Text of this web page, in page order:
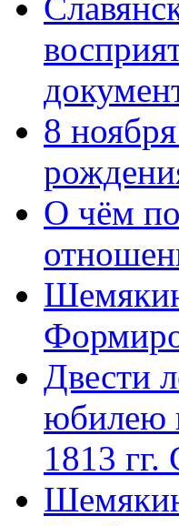
8
О чём
Двести
юбилею
1813